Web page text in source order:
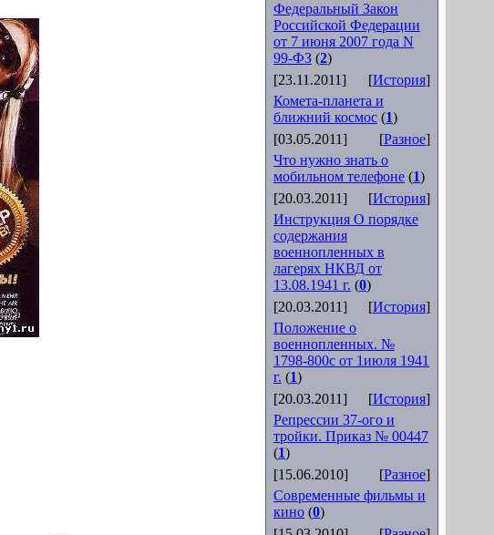
Федеральный Закон
Российской Федерации
от 7 июня 2007 года N
99-ФЗ (2)
[23.11.2011]
[История]
Комета-планета и
ближний космос (1)
[03.05.2011]
[Разное]
Что нужно знать о
мобильном телефоне (1)
[20.03.2011]
[История]
Инструкция О порядке
содержания
военнопленных в
лагерях НКВД от
13.08.1941 г. (0)
[20.03.2011]
[История]
Положение о
военнопленных. №
1798-800с от 1июля 1941
г. (1)
[20.03.2011]
[История]
Репрессии 37-ого и
тройки. Приказ № 00447
(1)
[15.06.2010]
[Разное]
Современные фильмы и
кино (0)